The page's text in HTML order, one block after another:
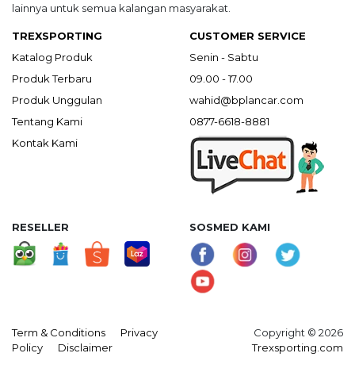
lainnya untuk semua kalangan masyarakat.
TREXSPORTING
Katalog Produk
Produk Terbaru
Produk Unggulan
Tentang Kami
Kontak Kami
CUSTOMER SERVICE
Senin - Sabtu
09.00 - 17.00
wahid@bplancar.com
0877-6618-8881
RESELLER SOSMED KAMI
Term & Conditions
Privacy
Policy
Disclaimer
Copyright © 2026
Trexsporting.com